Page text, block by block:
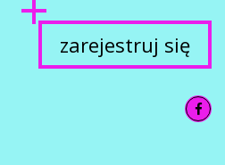
zarejestruj się